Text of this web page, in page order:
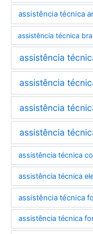
assistência técnica
assistência técnica
assistência
assistência
assistência
assistência
assistência técnica
assistência técnica
assistência técnica
assistência técnica